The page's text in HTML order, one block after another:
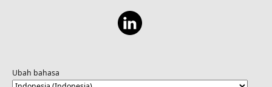
Ubah bahasa